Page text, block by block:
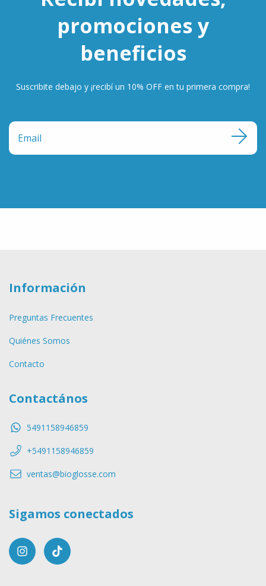
promociones y
beneficios
Suscribite debajo y ¡recibí un 10% OFF en tu primera compra!
Información
Preguntas Frecuentes
Quiénes Somos
Contacto
Contactános
5491158946859
+5491158946859
ventas@bioglosse.com
Sigamos conectados